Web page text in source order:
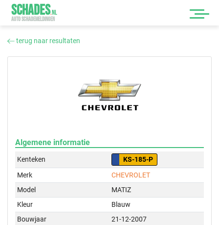
SCHADES.NL
AUTO SCHADEMELDINGEN
terug naar resultaten
Algemene informatie
Kenteken
KS-185-P
Merk
CHEVROLET
Model
MATIZ
Kleur
Blauw
Bouwjaar
21-12-2007